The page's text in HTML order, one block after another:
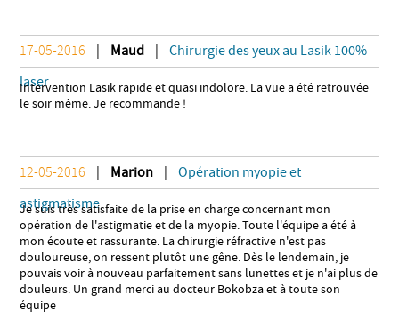
17-05-2016 Maud |Chirurgie des yeux au Lasik 100%
laser
Intervention Lasik rapide et quasi indolore. La vue a été retrouvée
le soir même. Je recommande !
12-05-2016 Marion |Opération myopie et
astigmatisme
Je suis très satisfaite de la prise en charge concernant mon
opération de l'astigmatie et de la myopie. Toute l'équipe a été à
mon écoute et rassurante. La chirurgie réfractive n'est pas
douloureuse, on ressent plutôt une gêne. Dès le lendemain, je
pouvais voir à nouveau parfaitement sans lunettes et je n'ai plus de
douleurs. Un grand merci au docteur Bokobza et à toute son
équipe